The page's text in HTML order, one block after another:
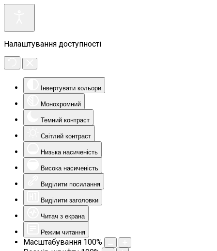
Налаштування доступності
Інвертувати кольори
Монохромний
Темний контраст
Світлий контраст
Низька насиченість
Висока насиченість
Виділити посилання
Виділити заголовки
Читач з екрана
Режим читання
Масштабування 100%